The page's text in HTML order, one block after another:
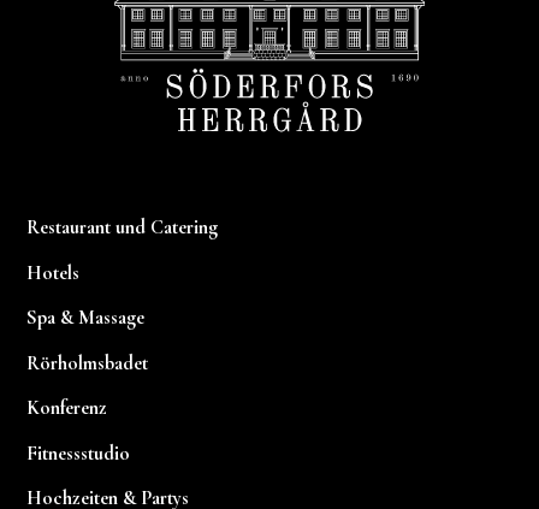
Restaurant und Catering
Hotels
Spa & Massage
Rörholmsbadet
Konferenz
Fitnessstudio
Hochzeiten & Partys